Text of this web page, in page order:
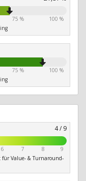
75 %
100 %
75 %
100 %
4 / 9
6 7 8
9
Value- & Turnaround-